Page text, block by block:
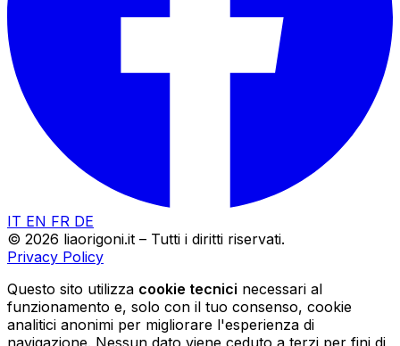
IT EN FR DE
© 2026 liaorigoni.it – Tutti i diritti riservati.
Privacy Policy
Questo sito utilizza cookie tecnici necessari al
funzionamento e, solo con il tuo consenso, cookie
analitici anonimi per migliorare l'esperienza di